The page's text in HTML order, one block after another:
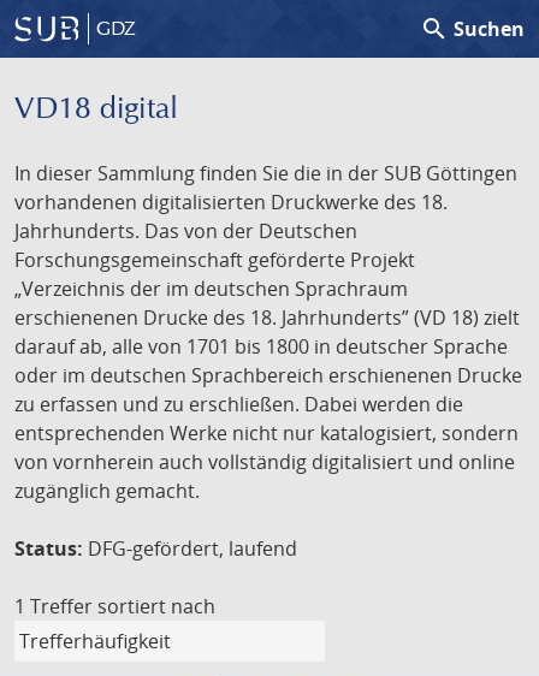
GDZ search Suchen
VD18 digital
In dieser Sammlung finden Sie die in der SUB Göttingen
vorhandenen digitalisierten Druckwerke des 18.
Jahrhunderts. Das von der Deutschen
Forschungsgemeinschaft geförderte Projekt
„Verzeichnis der im deutschen Sprachraum
erschienenen Drucke des 18. Jahrhunderts” (VD 18) zielt
darauf ab, alle von 1701 bis 1800 in deutscher Sprache
oder im deutschen Sprachbereich erschienenen Drucke
zu erfassen und zu erschließen. Dabei werden die
entsprechenden Werke nicht nur katalogisiert, sondern
von vornherein auch vollständig digitalisiert und online
zugänglich gemacht.
Status: DFG-gefördert, laufend
1 Treffer sortiert nach